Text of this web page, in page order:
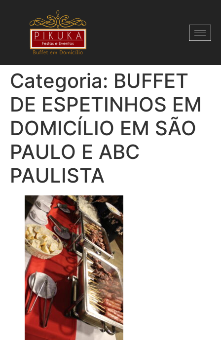
Categoria: BUFFET
DE ESPETINHOS EM
DOMICÍLIO EM SÃO
PAULO E ABC
PAULISTA